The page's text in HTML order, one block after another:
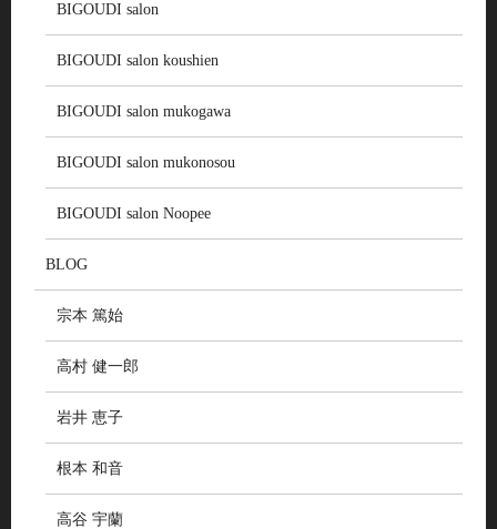
BIGOUDI salon
BIGOUDI salon koushien
BIGOUDI salon mukogawa
BIGOUDI salon mukonosou
BIGOUDI salon Noopee
BLOG
宗本 篤始
高村 健一郎
岩井 恵子
根本 和音
高谷 宇蘭